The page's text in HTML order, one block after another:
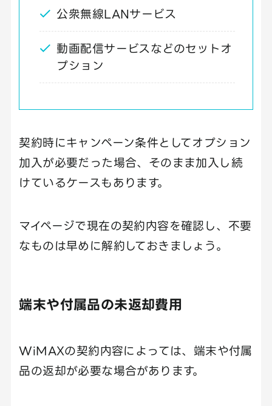
公衆無線LANサービス
動画配信サービスなどのセットオ
プション
契約時にキャンペーン条件としてオプション
加入が必要だった場合、そのまま加入し続
けているケースもあります。
マイページで現在の契約内容を確認し、不要
なものは早めに解約しておきましょう。
端末や付属品の未返却費用
WiMAXの契約内容によっては、端末や付属
品の返却が必要な場合があります。